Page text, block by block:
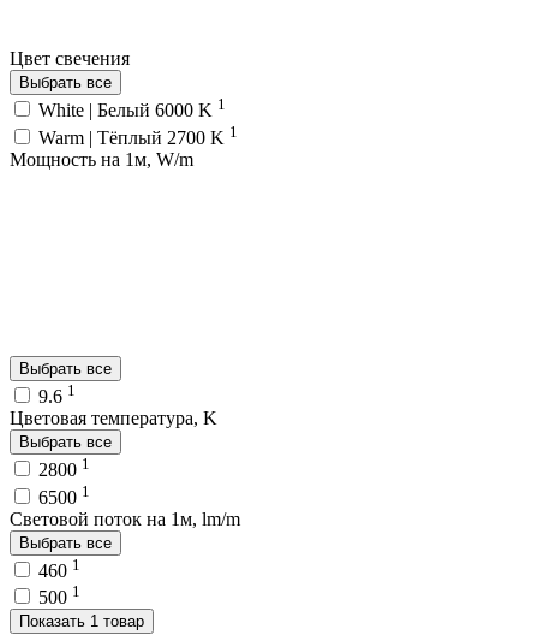
Цвет свечения
Выбрать все
White | Белый 6000 K 1
Warm | Тёплый 2700 K 1
Мощность на 1м, W/m
Выбрать все
9.6 1
Цветовая температура, K
Выбрать все
2800 1
6500 1
Световой поток на 1м, lm/m
Выбрать все
460 1
500 1
Показать 1 товар